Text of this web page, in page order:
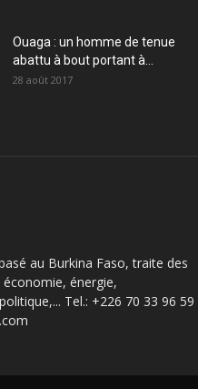
Ouaga : un homme de tenue
abattu à bout portant à...
28 août 2017
au Burkina Faso, traite des
énergie,
Tel.: +226 70 33 96 59